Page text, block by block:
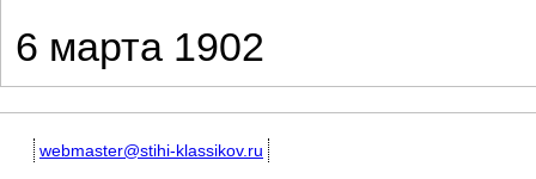
6 марта 1902
webmaster@stihi-klassikov.ru